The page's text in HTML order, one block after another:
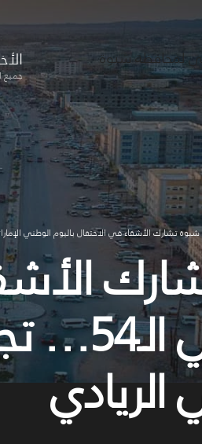
جميع
شبوة تشارك الأشقاء في الاحتفال باليوم الوطني الإماراتي الـ54… تجسيد للعلاقات الأخوية ووفاء للدور
الريادي